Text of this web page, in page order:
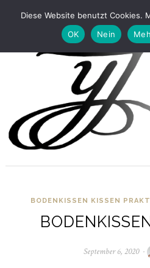
BODENKISSEN KISSEN
September 6, 2020
Diese Website benutzt Cookies.
OK
Nein